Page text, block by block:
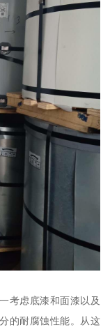
考虑底漆和面漆以及
的耐腐蚀性能。从这